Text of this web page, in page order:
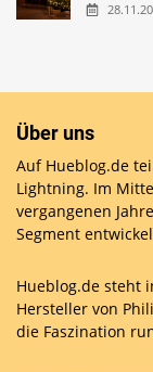
Über uns
Auf Hueblog.de
Lightning. Im
vergangenen
Segment
Hueblog.de steht
Hersteller von
die Faszination